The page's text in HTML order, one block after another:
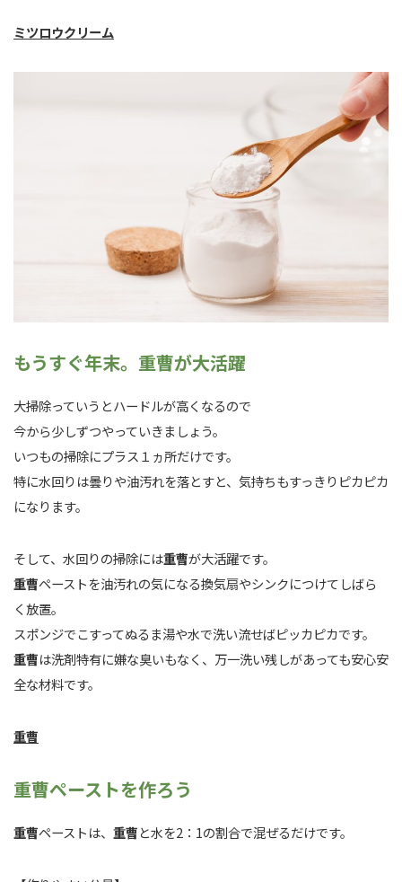
ミツロウクリーム
もうすぐ年末。重曹が大活躍
大掃除っていうとハードルが高くなるので
今から少しずつやっていきましょう。
いつもの掃除にプラス１ヵ所だけです。
特に水回りは曇りや油汚れを落とすと、気持ちもすっきりピカピカ
になります。
そして、水回りの掃除には重曹が大活躍です。
重曹ペーストを油汚れの気になる換気扇やシンクにつけてしばら
く放置。
スポンジでこすってぬるま湯や水で洗い流せばピッカピカです。
重曹は洗剤特有に嫌な臭いもなく、万一洗い残しがあっても安心安
全な材料です。
重曹
重曹ペーストを作ろう
重曹ペーストは、 重曹と水を2：1の割合で混ぜるだけです。